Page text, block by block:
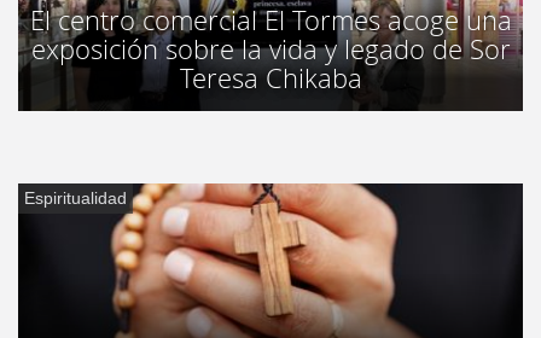
El centro comercial El Tormes acoge una
exposición sobre la vida y legado de Sor
Teresa Chikaba
Espiritualidad